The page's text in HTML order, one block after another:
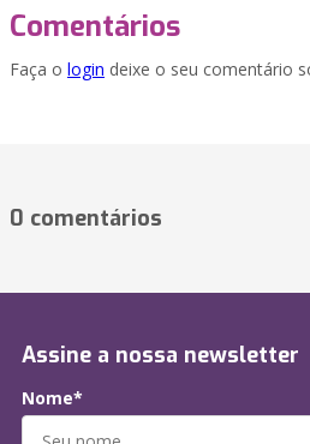
Comentários
Faça o login deixe o seu comentário
0 comentários
Assine a nossa newsletter
Nome*